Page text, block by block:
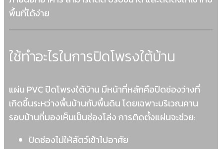
พื้นที่ได้ง่าย
ใช้ทำอะไรในการปิดโพรงใต้บ้าน
แผ่น PVC ปิดโพรงใต้บ้าน มีหน้าที่หลักคือปิดช่องว่างที่
เกิดขึ้นระหว่างพื้นบ้านกับพื้นดิน โดยเฉพาะบริเวณคาน
รอบบ้านที่มองเห็นเป็นช่องโล่ง การติดตั้งแผ่นจะช่วย:
ปิดช่องไม่ให้สัตว์เข้าไปอาศัย